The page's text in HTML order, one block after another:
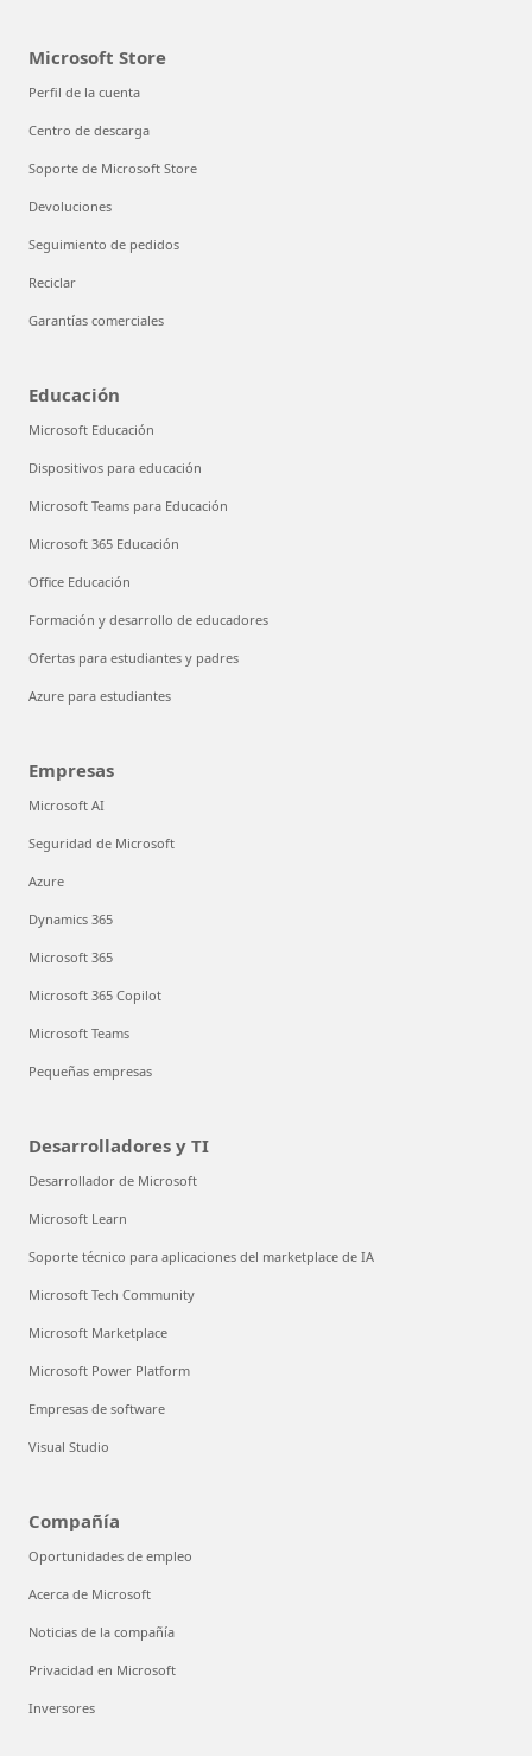
Microsoft Store
Perfil de la cuenta
Centro de descarga
Soporte de Microsoft Store
Devoluciones
Seguimiento de pedidos
Reciclar
Garantías comerciales
Educación
Microsoft Educación
Dispositivos para educación
Microsoft Teams para Educación
Microsoft 365 Educación
Office Educación
Formación y desarrollo de educadores
Ofertas para estudiantes y padres
Azure para estudiantes
Empresas
Microsoft AI
Seguridad de Microsoft
Azure
Dynamics 365
Microsoft 365
Microsoft 365 Copilot
Microsoft Teams
Pequeñas empresas
Desarrolladores y TI
Desarrollador de Microsoft
Microsoft Learn
Soporte técnico para aplicaciones del marketplace de IA
Microsoft Tech Community
Microsoft Marketplace
Microsoft Power Platform
Empresas de software
Visual Studio
Compañía
Oportunidades de empleo
Acerca de Microsoft
Noticias de la compañía
Privacidad en Microsoft
Inversores